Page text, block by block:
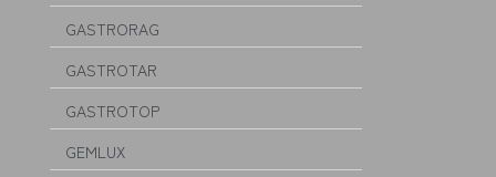
GASTRORAG
GASTROTAR
GASTROTOP
GEMLUX